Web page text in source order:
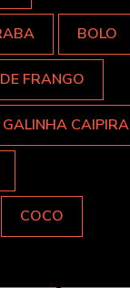
BOLO
FRANGO
CAIPIRA
COCO